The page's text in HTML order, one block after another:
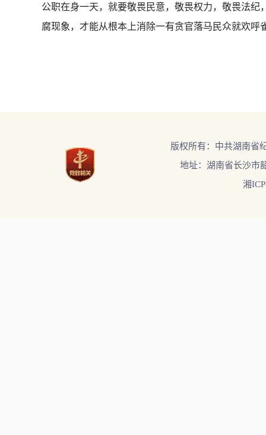
公职在身一天，就要敬畏民意，敬畏权力，敬畏法
腐现象，才能从根本上消除一有贪官落马民众就欢呼
版权所有：中共湖南省
地址：湖南省长沙市
湘